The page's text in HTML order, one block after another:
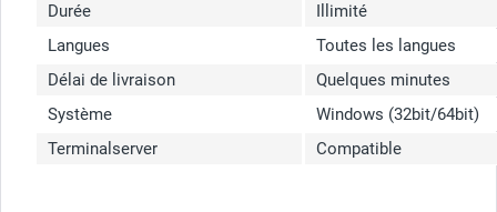
Durée
Illimité
Langues
Toutes les langues
Délai de livraison
Quelques minutes
Système
Windows (32bit/64bit)
Terminalserver
Compatible